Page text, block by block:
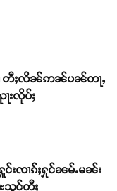
ႈၾႃႉၼၼ်ႉ ၶဝ်ႈႁူမ်ႈၵမ်ႉ
ၽူႈတွႆႇႁွၵ်ႈ လႆႈယူႇၶႃႈဢေႃႈ။
ၢႆ တီႈလိၼ်ဢၼ်ပၼ်တႃႇ
းလိုပ်ႈ
းၸၢၵ်ႈႁုင်ၼမ်ႉမၼ်း
သွင်တီႈ